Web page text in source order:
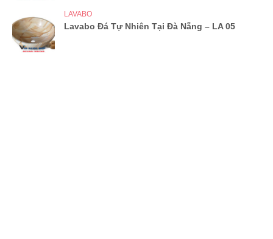
LAVABO
Lavabo Đá Tự Nhiên Tại Đà Nẵng – LA 05